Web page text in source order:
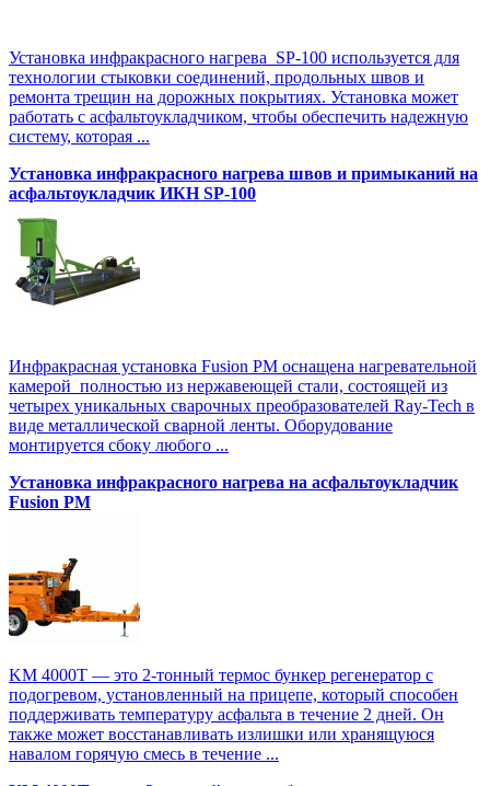
Установка инфракрасного нагрева SP-100 используется для
технологии стыковки соединений, продольных швов и
ремонта трещин на дорожных покрытиях. Установка может
работать с асфальтоукладчиком, чтобы обеспечить надежную
систему, которая ...
Установка инфракрасного нагрева швов и примыканий на
асфальтоукладчик ИКН SP-100
Инфракрасная установка Fusion PM оснащена нагревательной
камерой полностью из нержавеющей стали, состоящей из
четырех уникальных сварочных преобразователей Ray-Tech в
виде металлической сварной ленты. Оборудование
монтируется сбоку любого ...
Установка инфракрасного нагрева на асфальтоукладчик
Fusion PM
KM 4000T — это 2-тонный термос бункер регенератор с
подогревом, установленный на прицепе, который способен
поддерживать температуру асфальта в течение 2 дней. Он
также может восстанавливать излишки или хранящуюся
навалом горячую смесь в течение ...